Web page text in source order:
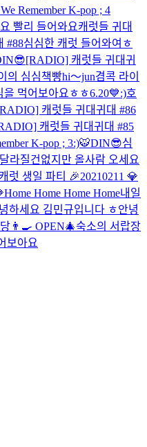
We Remember K-pop ; 4
빨리 들어와요캐럿들 귀대
#88심심한 캐럿 들어와여ㅎ
[RADIO] 캐럿들 귀대귀
의 심심책빵hi～jun겸콕 라이
을 먹어보아요ㅎㅎ6.20💙:)호
캐럿들 귀대귀대 #86
캐럿들 귀대귀대 #85
K-pop ; 3:)🐯DIN😎심
라질건없지만 올사람 오세요
럿 생일 파티 🎉20210211 💎
Home Home Home Home내일
하세요 김민규입니다 ㅎ안녕
👨‍🍳 OPEN🎄숙소의 서랍장
보아요